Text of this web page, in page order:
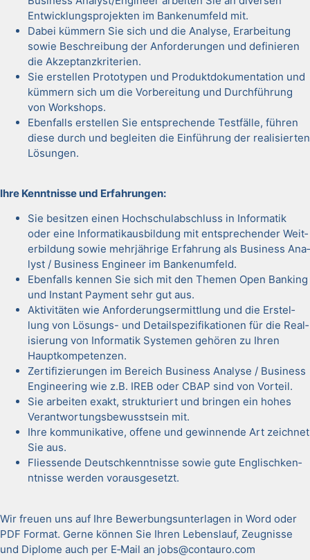
Entwick­lung­spro­jek­ten im Bankenum­feld mit.
Dabei küm­mern Sie sich und die Analyse, Erar­beitung
sowie Beschrei­bung der Anforderun­gen und definieren
die Akzep­tanzkri­te­rien.
Sie erstellen Pro­to­typen und Pro­duk­t­doku­men­ta­tion und
küm­mern sich um die Vor­bere­itung und Durch­führung
von Work­shops.
Eben­falls erstellen Sie entsprechende Test­fälle, führen
diese durch und begleit­en die Ein­führung der real­isierten
Lösun­gen.
Ihre Ken­nt­nisse und Erfahrun­gen:
Sie besitzen einen Hochschu­la­b­schluss in Infor­matik
oder eine Infor­matikaus­bil­dung mit entsprechen­der Weit­
er­bil­dung sowie mehrjährige Erfahrung als Busi­ness Ana­
lyst / Busi­ness Engi­neer im Bankenum­feld.
Eben­falls ken­nen Sie sich mit den The­men Open Bank­ing
und Instant Pay­ment sehr gut aus.
Aktiv­itäten wie Anforderungser­mit­tlung und die Erstel­
lung von Lösungs- und Detail­spez­i­fika­tio­nen für die Real­
isierung von Infor­matik Sys­te­men gehören zu Ihren
Haup­tkom­pe­ten­zen.
Zer­ti­fizierun­gen im Bere­ich Busi­ness Analyse / Busi­ness
Engi­neer­ing wie z.B. IREB oder CBAP sind von Vorteil.
Sie arbeit­en exakt, struk­turi­ert und brin­gen ein hohes
Ver­ant­wor­tungs­be­wusst­sein mit.
Ihre kom­mu­nika­tive, offene und gewin­nende Art zeich­net
Sie aus.
Fliessende Deutschken­nt­nisse sowie gute Englis­chken­
nt­nisse wer­den voraus­ge­set­zt.
Wir freuen uns auf Ihre Bewer­bung­sun­ter­la­gen in Word oder
PDF For­mat. Gerne kön­nen Sie Ihren Lebenslauf, Zeug­nisse
und Diplome auch per E‑Mail an jobs@contauro.com